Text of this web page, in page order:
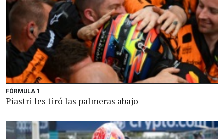
FÓRMULA 1
Piastri les tiró las palmeras abajo